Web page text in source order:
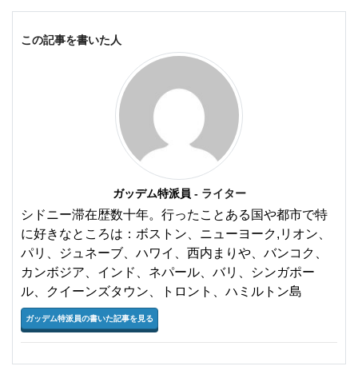
この記事を書いた人
ガッデム特派員 - ライター
シドニー滞在歴数十年。行ったことある国や都市で特
に好きなところは：ボストン、ニューヨーク,リオン、
パリ、ジュネーブ、ハワイ、西内まりや、バンコク、
カンボジア、インド、ネパール、バリ、シンガポー
ル、クイーンズタウン、トロント、ハミルトン島
ガッデム特派員の書いた記事を見る